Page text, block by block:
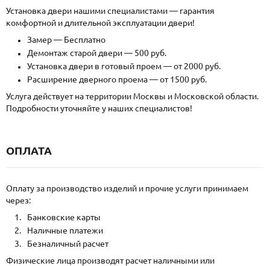
Установка двери нашими специалистами — гарантия
комфортной и длительной эксплуатации двери!
Замер — Бесплатно
Демонтаж старой двери — 500 руб.
Установка двери в готовый проем — от 2000 руб.
Расширение дверного проема — от 1500 руб.
Услуга действует на территории Москвы и Московской области.
Подробности уточняйте у наших специалистов!
ОПЛАТА
Оплату за производство изделий и прочие услуги принимаем
через:
Банковские карты
Наличные платежи
Безналичный расчет
Физические лица производят расчет наличными или